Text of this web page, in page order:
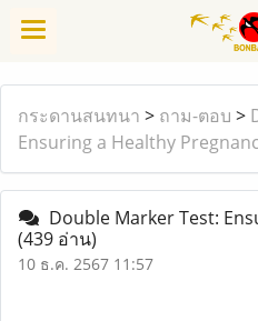
กระดานสนทนา > ถาม-ตอบ >
Ensuring a Healthy
Double Marker Test:
(439 อ่าน)
10 ธ.ค. 2567 11:57